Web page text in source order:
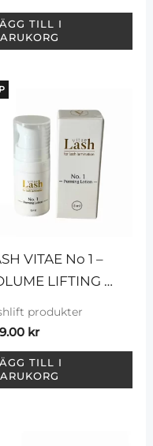
TILL I
VITAE No 1 –
LIFTING
produkter
kr
TILL I